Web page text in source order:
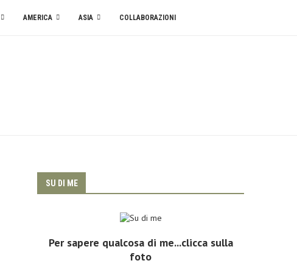
AMERICA ASIA COLLABORAZIONI
SU DI ME
Per sapere qualcosa di me...clicca sulla
foto